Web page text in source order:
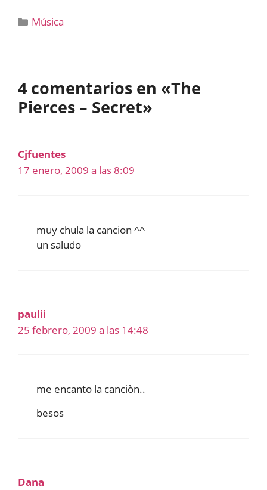
Categorías
Música
4 comentarios en «The
Pierces – Secret»
Cjfuentes
17 enero, 2009 a las 8:09
muy chula la cancion ^^
un saludo
paulii
25 febrero, 2009 a las 14:48
me encanto la canciòn..
besos
Dana